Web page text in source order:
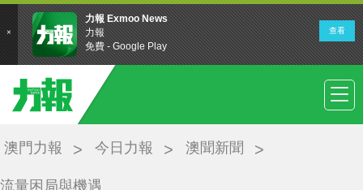
澳門力報 今日力報 澳聞新聞
流量困局與機遇